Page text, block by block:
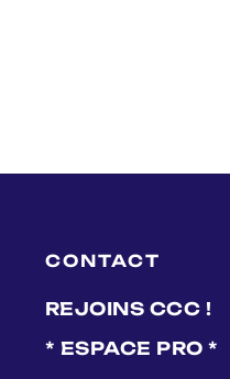
CONTACT
REJOINS CCC !
* ESPACE PRO *